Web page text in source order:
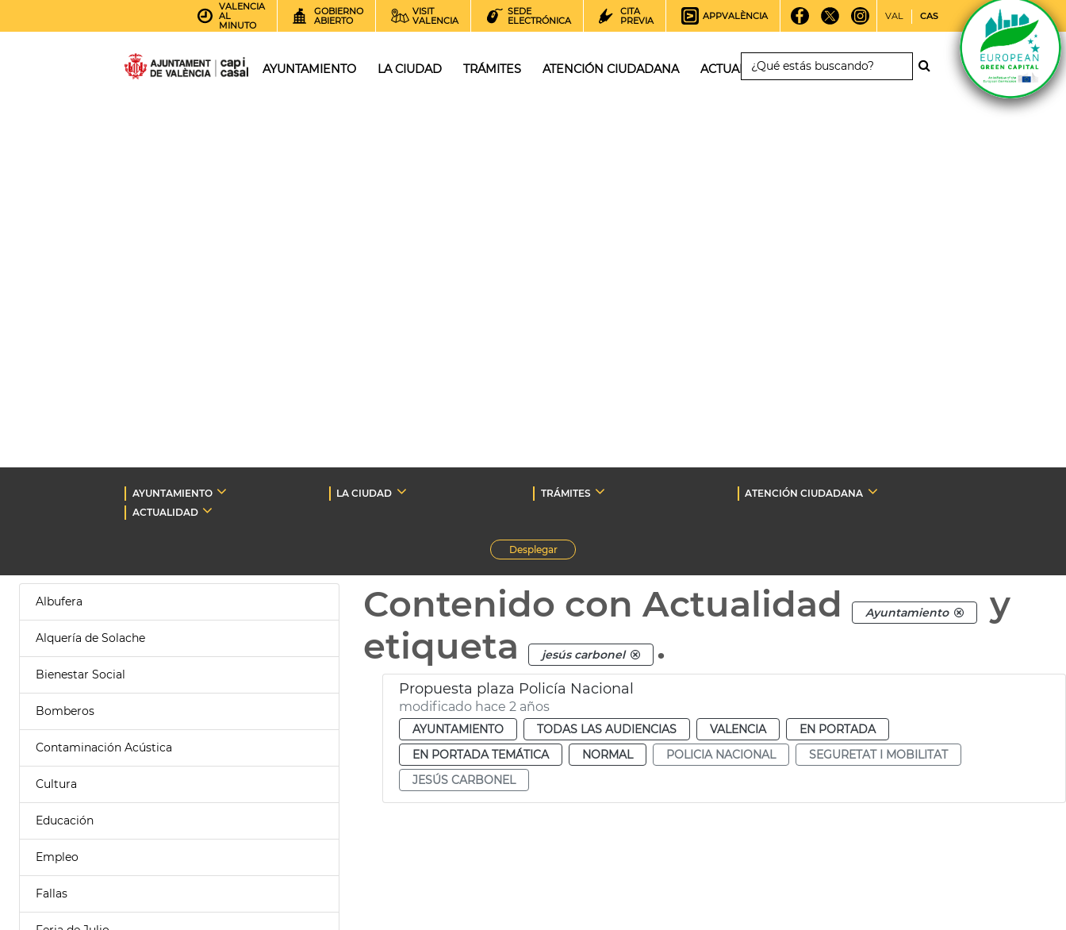
VALENCIA
AL
MINUTO
GOBIERNO
ABIERTO
VISIT
VALENCIA
SEDE
ELECTRÓNICA
CITA
PREVIA
APPVALÈNCIA VAL CAS
AYUNTAMIENTO LA CIUDAD TRÁMITES ATENCIÓN CIUDADANA ACTUALIDAD
AYUNTAMIENTO LA CIUDAD TRÁMITES
ATENCIÓN CIUDADANA
ACTUALIDAD
Desplegar
Albufera
Alquería de Solache
Bienestar Social
Bomberos
Contaminación Acústica
Cultura
Educación
Empleo
Fallas
Contenido con Actualidad Ayuntamiento
y
etiqueta
jesús carbonel .
Propuesta plaza Policía Nacional
modificado hace 2 años
AYUNTAMIENTO TODAS LAS AUDIENCIAS VALENCIA
EN PORTADA
EN PORTADA TEMÁTICA
NORMAL POLICIA NACIONAL
SEGURETAT I MOBILITAT
JESÚS CARBONEL